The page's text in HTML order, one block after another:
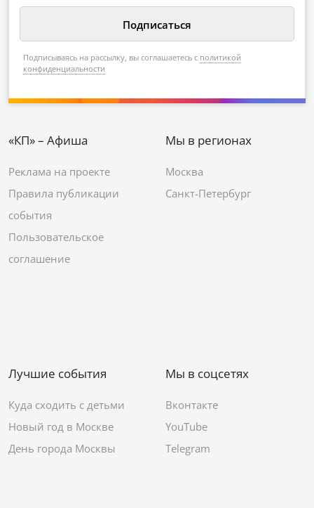
Подписываясь на рассылку, вы соглашаетесь с политикой
конфиденциальности
«КП» – Афиша
Реклама на проекте
Правила публикации
события
Пользовательское
соглашение
Мы в регионах
Москва
Санкт-Петербург
Лучшие события
Куда сходить с детьми
Новый год в Москве
День города Москвы
Мы в соцсетях
Вконтакте
YouTube
Telegram